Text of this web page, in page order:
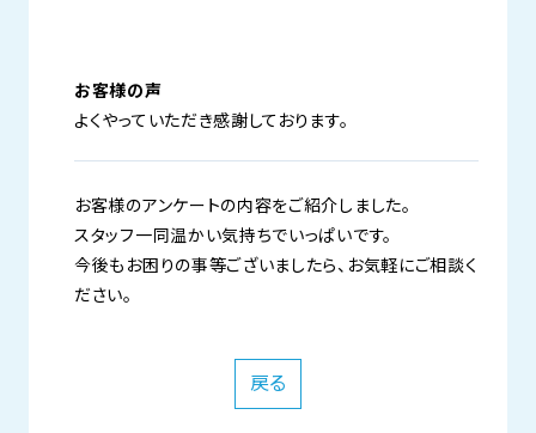
お客様の声
よくやっていただき感謝しております。
お客様のアンケートの内容をご紹介しました。
スタッフ一同温かい気持ちでいっぱいです。
今後もお困りの事等ございましたら、お気軽にご相談く
ださい。
戻る